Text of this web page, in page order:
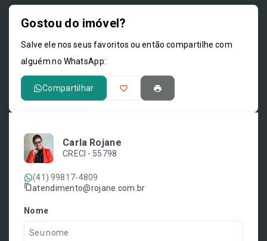
Gostou do imóvel?
Salve ele nos seus favoritos ou então compartilhe com
alguém no WhatsApp:
Compartilhar
Carla Rojane
CRECI - 55798
(41) 99817-4809
atendimento@rojane.com.br
Nome